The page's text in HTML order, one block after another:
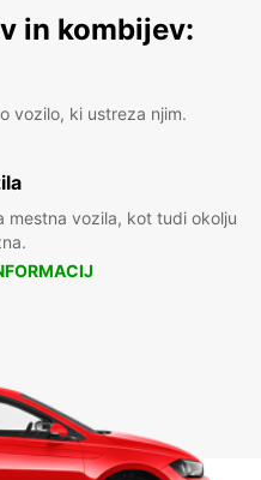
in kombijev:
vozilo, ki ustreza njim.
mestna vozila, kot tudi okolju